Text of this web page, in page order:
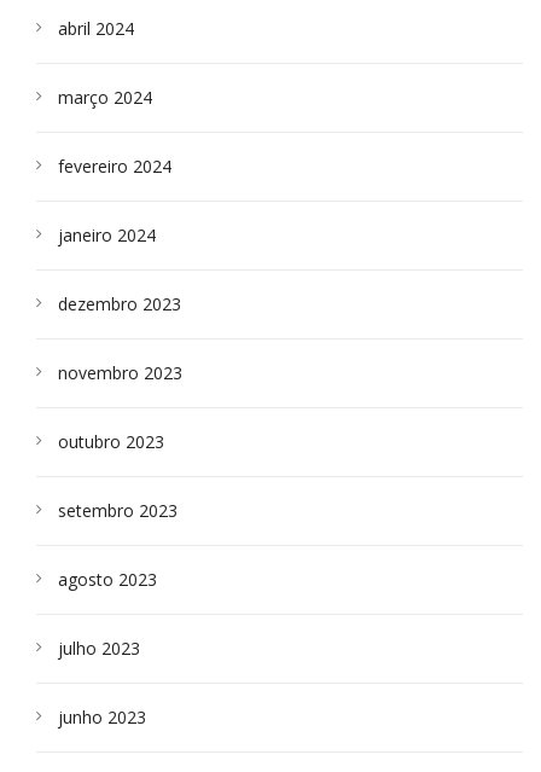
abril 2024
março 2024
fevereiro 2024
janeiro 2024
dezembro 2023
novembro 2023
outubro 2023
setembro 2023
agosto 2023
julho 2023
junho 2023